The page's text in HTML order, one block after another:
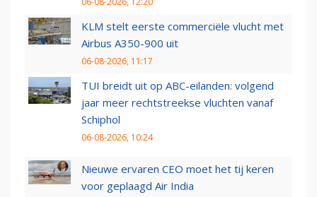
KLM stelt eerste commerciële vlucht met
Airbus A350-900 uit
06-08-2026, 11:17
TUI breidt uit op ABC-eilanden: volgend
jaar meer rechtstreekse vluchten vanaf
Schiphol
06-08-2026, 10:24
Nieuwe ervaren CEO moet het tij keren
voor geplaagd Air India